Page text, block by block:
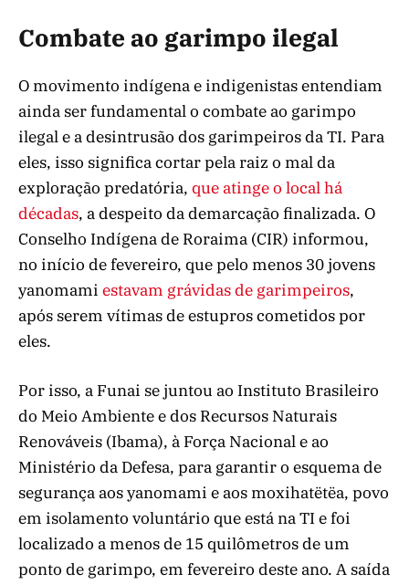
Combate ao garimpo ilegal
O movimento indígena e indigenistas entendiam
ainda ser fundamental o combate ao garimpo
ilegal e a desintrusão dos garimpeiros da TI. Para
eles, isso significa cortar pela raiz o mal da
exploração predatória, que atinge o local há
décadas, a despeito da demarcação finalizada. O
Conselho Indígena de Roraima (CIR) informou,
no início de fevereiro, que pelo menos 30 jovens
yanomami estavam grávidas de garimpeiros,
após serem vítimas de estupros cometidos por
eles.
Por isso, a Funai se juntou ao Instituto Brasileiro
do Meio Ambiente e dos Recursos Naturais
Renováveis (Ibama), à Força Nacional e ao
Ministério da Defesa, para garantir o esquema de
segurança aos yanomami e aos moxihatëtëa, povo
em isolamento voluntário que está na TI e foi
localizado a menos de 15 quilômetros de um
ponto de garimpo, em fevereiro deste ano. A saída